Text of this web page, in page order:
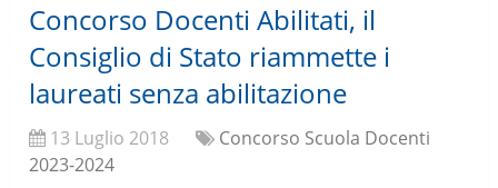
Concorso Docenti Abilitati, il
Consiglio di Stato riammette i
laureati senza abilitazione
13 Luglio 2018
Concorso Scuola Docenti
2023-2024